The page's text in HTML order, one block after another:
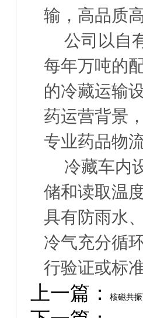
输，高品质
公司以自
每年万吨的
的冷藏运输
药运营背景
专业药品物
冷藏车内
储和读取温
具有防雨水
冷气充分循
行验证或标
上一篇： 核磁共